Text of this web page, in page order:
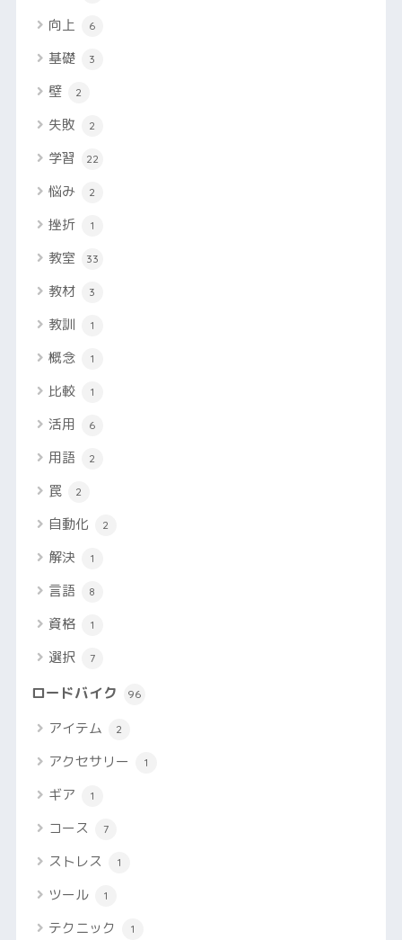
向上 6
基礎 3
壁 2
失敗 2
学習 22
悩み 2
挫折 1
教室 33
教材 3
教訓 1
概念 1
比較 1
活用 6
用語 2
罠 2
自動化 2
解決 1
言語 8
資格 1
選択 7
ロードバイク 96
アイテム 2
アクセサリー 1
ギア 1
コース 7
ストレス 1
ツール 1
テクニック 1